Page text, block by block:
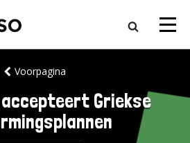
Voorpagina
Griekse